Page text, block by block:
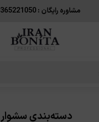
مشاوره رایگان : 09365221050
دسته‌بندی سشوار